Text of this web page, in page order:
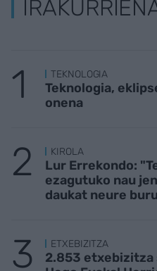
TEKNOLOGIA
Teknologia,
onena
KIROLA
Lur Errekondo:
ezagutuko nau
daukat neure
ETXEBIZITZA
2.853 etxebizitza